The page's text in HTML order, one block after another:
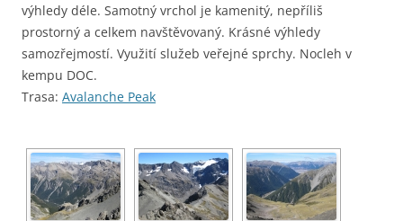
výhledy déle. Samotný vrchol je kamenitý, nepříliš
prostorný a celkem navštěvovaný. Krásné výhledy
samozřejmostí. Využití služeb veřejné sprchy. Nocleh v
kempu DOC.
Trasa: Avalanche Peak